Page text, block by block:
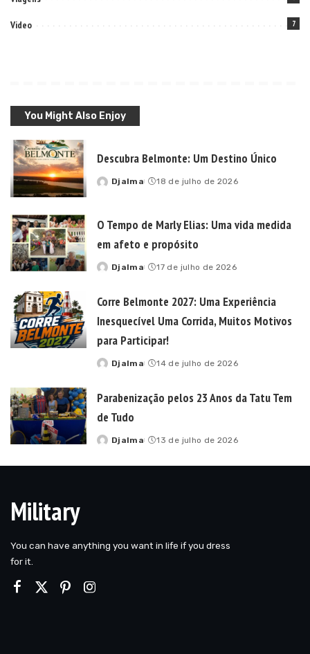
Video 7
You Might Also Enjoy
Descubra Belmonte: Um Destino Único
Posted
Djalma 18 de julho de 2026
O Tempo de Marly Elias: Uma vida medida
em afeto e propósito
Posted
Djalma 17 de julho de 2026
Corre Belmonte 2027: Uma Experiência
Inesquecível Uma Corrida, Muitos Motivos
para Participar!
Posted
Djalma 14 de julho de 2026
Parabenização pelos 23 Anos da Tatu Tem
de Tudo
Posted
Djalma 13 de julho de 2026
Military
You can have anything you want in life if you dress
for it.